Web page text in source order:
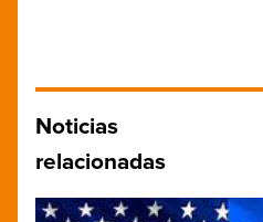
Noticias
relacionadas